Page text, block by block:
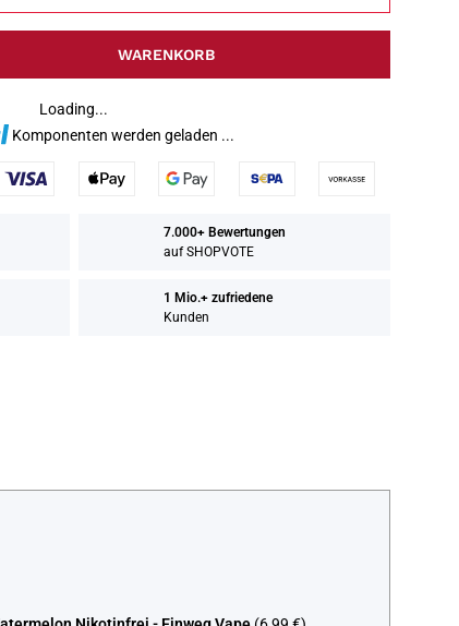
WARENKORB
Loading...
Komponenten werden geladen ...
7.000+ Bewertungen
auf SHOPVOTE
1 Mio.+ zufriedene
Kunden